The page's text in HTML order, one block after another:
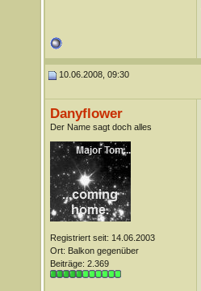
10.06.2008, 09:30
Danyflower
Der Name sagt doch alles
Registriert seit: 14.06.2003
Ort: Balkon gegenüber
Beiträge: 2.369